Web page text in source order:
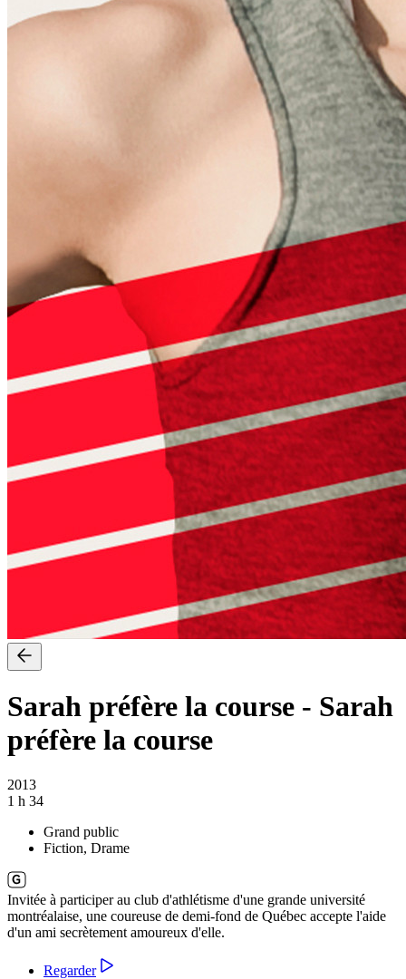
Sarah préfère la course - Sarah
préfère la course
2013
1 h 34
Grand public
Fiction, Drame
Invitée à participer au club d'athlétisme d'une grande université
montréalaise, une coureuse de demi-fond de Québec accepte l'aide
d'un ami secrètement amoureux d'elle.
Regarder